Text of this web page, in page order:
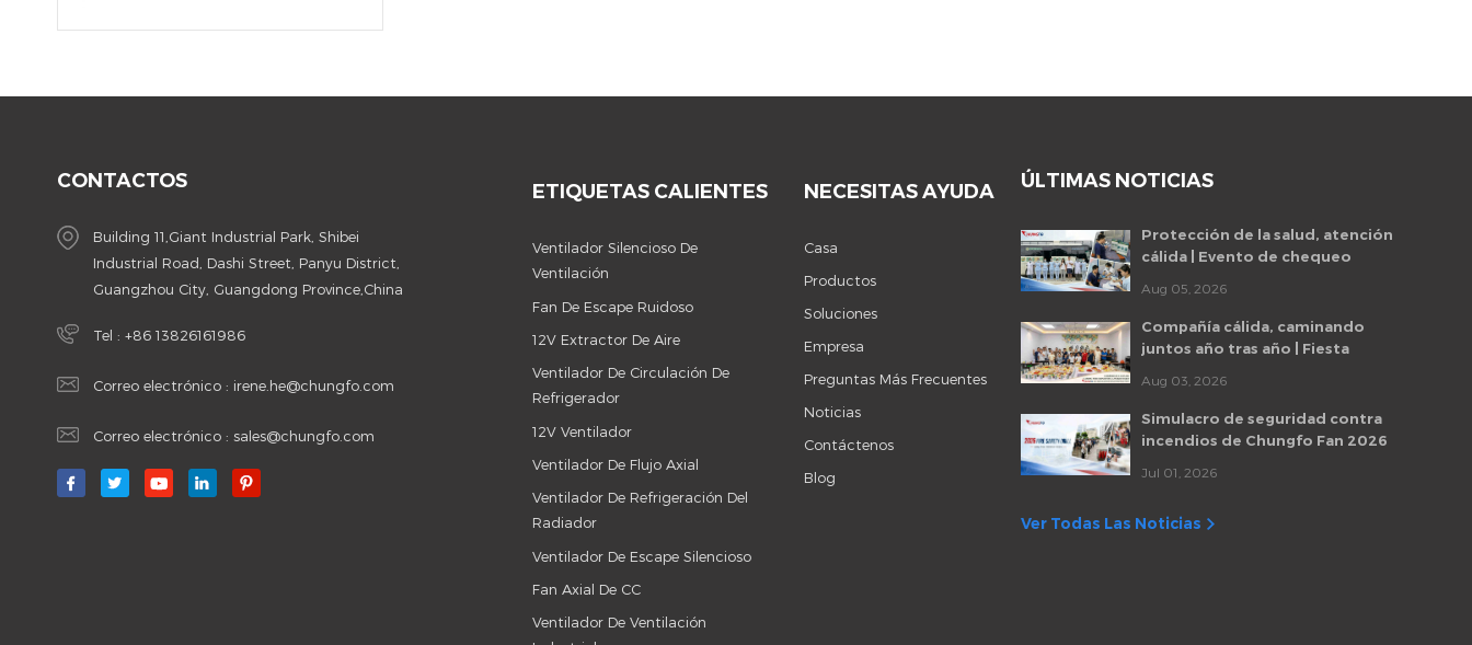
cruzado del motor
eléctrico
CONTACTOS
Building 11,Giant Industrial Park, Shibei
Industrial Road, Dashi Street, Panyu District,
Guangzhou City, Guangdong Province,China
Tel : +86 13826161986
Correo electrónico : irene.he@chungfo.com
Correo electrónico : sales@chungfo.com
ETIQUETAS CALIENTES
Ventilador Silencioso De
Ventilación
Fan De Escape Ruidoso
12V Extractor De Aire
Ventilador De Circulación De
Refrigerador
12V Ventilador
Ventilador De Flujo Axial
Ventilador De Refrigeración Del
Radiador
Ventilador De Escape Silencioso
Fan Axial De CC
Ventilador De Ventilación
NECESITAS AYUDA
Casa
Productos
Soluciones
Empresa
Preguntas Más Frecuentes
Noticias
Contáctenos
Blog
ÚLTIMAS NOTICIAS
Protección de la salud, atención
cálida | Evento de chequeo
Chungfo Fan 2026
Aug 05, 2026
Compañía cálida, caminando
juntos año tras año | Fiesta
empleados de Chungfo Fan
Aug 03, 2026
Simulacro de seguridad contra
incendios de Chungfo Fan 2026
Jul 01, 2026
Ver Todas Las Noticias